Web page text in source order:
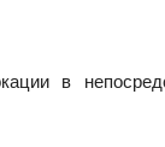
в